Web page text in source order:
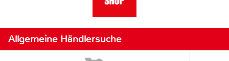
Allgemeine Händlersuche